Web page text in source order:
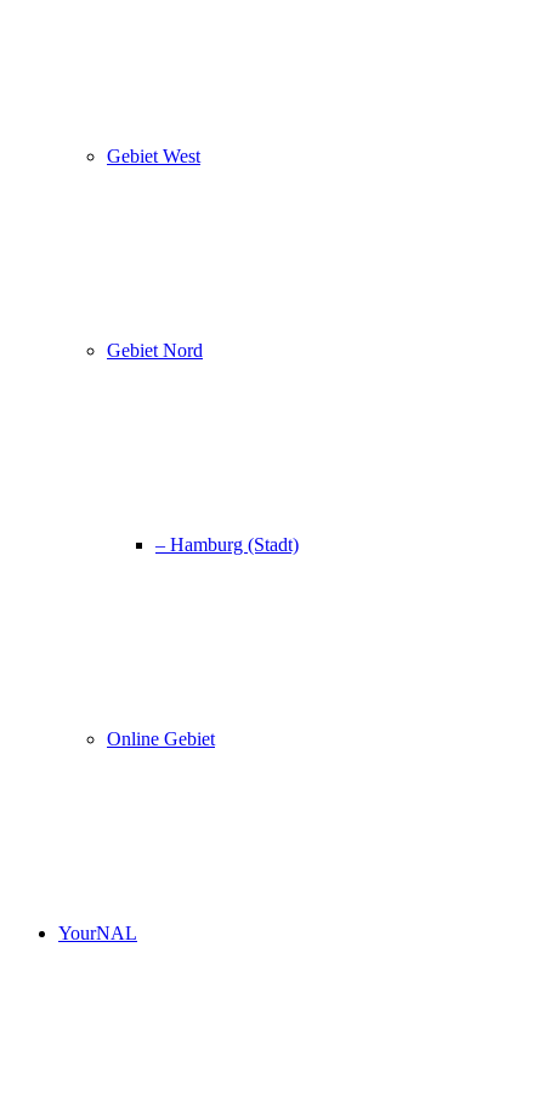
Gebiet West
Gebiet Nord
– Hamburg (Stadt)
Online Gebiet
YourNAL